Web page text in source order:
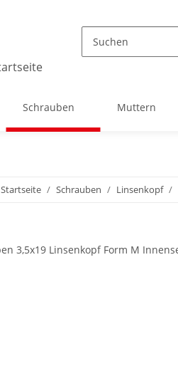
Schrauben Muttern
Startseite Schrauben Linsenkopf